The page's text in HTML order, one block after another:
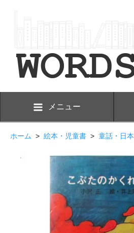
メニュー
ホーム > 絵本・児童書 > 童話・日本